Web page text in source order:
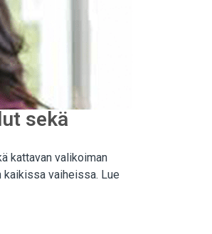
sekä
kattavan valikoiman
vaiheissa. Lue